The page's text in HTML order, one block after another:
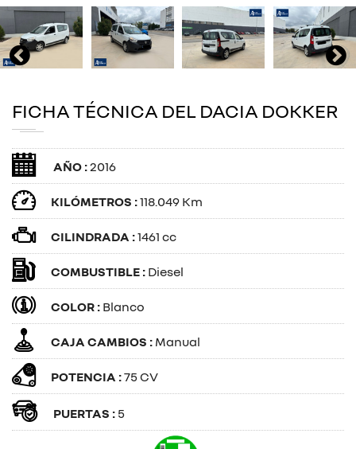
FICHA TÉCNICA DEL DACIA DOKKER
AÑO :2016
KILÓMETROS :118.049 Km
CILINDRADA :1461 cc
COMBUSTIBLE : Diesel
COLOR : Blanco
CAJA CAMBIOS : Manual
POTENCIA :75 CV
PUERTAS : 5